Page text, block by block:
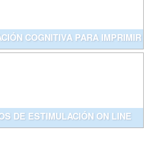
COGNITIVA PARA IMPRIMIR
DE ESTIMULACIÓN ON LINE